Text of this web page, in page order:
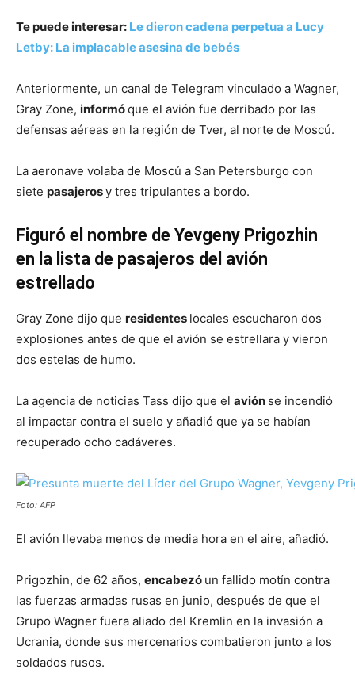
Te puede interesar: Le dieron cadena perpetua a Lucy
Letby: La implacable asesina de bebés
Anteriormente, un canal de Telegram vinculado a Wagner,
Gray Zone, informóque el avión fue derribado por las
defensas aéreas en la región de Tver, al norte de Moscú.
La aeronave volaba de Moscú a San Petersburgo con
siete pasajerosy tres tripulantes a bordo.
Figuró el nombre de Yevgeny Prigozhin
en la lista de pasajeros del avión
estrellado
Gray Zone dijo que residentes locales escucharon dos
explosiones antes de que el avión se estrellara y vieron
dos estelas de humo.
La agencia de noticias Tass dijo que el avión se incendió
al impactar contra el suelo y añadió que ya se habían
recuperado ocho cadáveres.
Foto: AFP
El avión llevaba menos de media hora en el aire, añadió.
Prigozhin, de 62 años, encabezó un fallido motín contra
las fuerzas armadas rusas en junio, después de que el
Grupo Wagner fuera aliado del Kremlin en la invasión a
Ucrania, donde sus mercenarios combatieron junto a los
soldados rusos.